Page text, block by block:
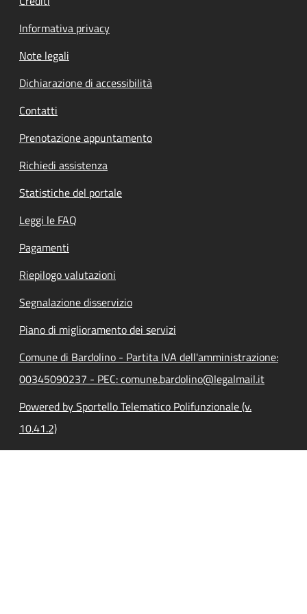
Informativa privacy
Note legali
Dichiarazione di accessibilità
Contatti
Prenotazione appuntamento
Richiedi assistenza
Statistiche del portale
Leggi le FAQ
Pagamenti
Riepilogo valutazioni
Segnalazione disservizio
Piano di miglioramento dei servizi
Comune di Bardolino - Partita IVA dell'amministrazione:
00345090237 - PEC: comune.bardolino@legalmail.it
Powered by Sportello Telematico Polifunzionale (v.
10.41.2)